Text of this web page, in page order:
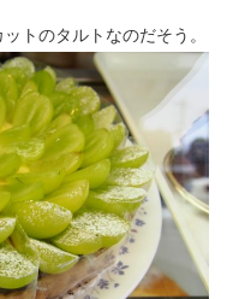
トのタルトなのだそう。